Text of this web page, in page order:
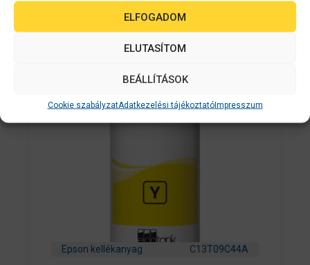
ELFOGADOM
ELUTASÍTOM
BEÁLLÍTÁSOK
Cookie szabályzatAdatkezelési tájékoztatóImpresszum
Epson kellékanyag C13T09C44A